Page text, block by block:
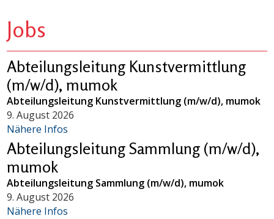
Jobs
Abteilungsleitung Kunstvermittlung
(m/w/d), mumok
Abteilungsleitung Kunstvermittlung (m/w/d), mumok
9. August 2026
Nähere Infos
Abteilungsleitung Sammlung (m/w/d),
mumok
Abteilungsleitung Sammlung (m/w/d), mumok
9. August 2026
Nähere Infos